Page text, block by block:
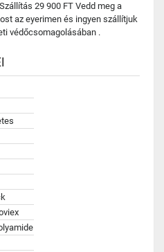
29 900 FT Vedd meg a
az eyerimen és ingyen szállítjuk
védőcsomagolásában .